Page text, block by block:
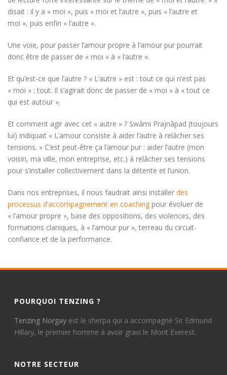
disait : il y a « moi », puis « moi et l’autre », puis « l’autre et
moi », puis enfin « l’autre ».
Une voie, pour passer l’amour propre à l’amour pur pourrait
donc être de passer de « moi » à « l’autre ».
Et qu’est-ce que l’autre ? « L’autre » est : tout ce qui n’est pas
« moi » ; tout. Il s’agirait donc de passer de « moi » à « tout ce
qui est autour ».
Et comment agir avec cet « autre » ? Swâmi Prajnâpad (toujours
lui) indiquait « L’amour consiste à aider l’autre à relâcher ses
tensions. » C’est peut-être ça l’amour pur : aider l’autre (mon
voisin, ma ville, mon entreprise, etc.) à relâcher ses tensions
pour s’installer collectivement dans la détente et l’union.
Dans nos entreprises, il nous faudrait ainsi installer des
processus d’accompagnement en coaching pour évoluer de
« l’amour propre », base des oppositions, des violences, des
formations claniques, à « l’amour pur », terreau du circuit-
confiance et de la performance.
POURQUOI TENZING ?
Tenzing Norgay est le sherpa qui a accompagné Sir Edmund
Hillary, le premier homme à avoir gravi le Mont Everest.
NOTRE SECTEUR